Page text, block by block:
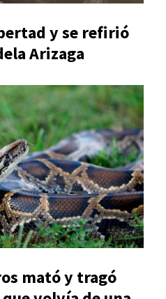
y se refirió
Arizaga
mató y tragó